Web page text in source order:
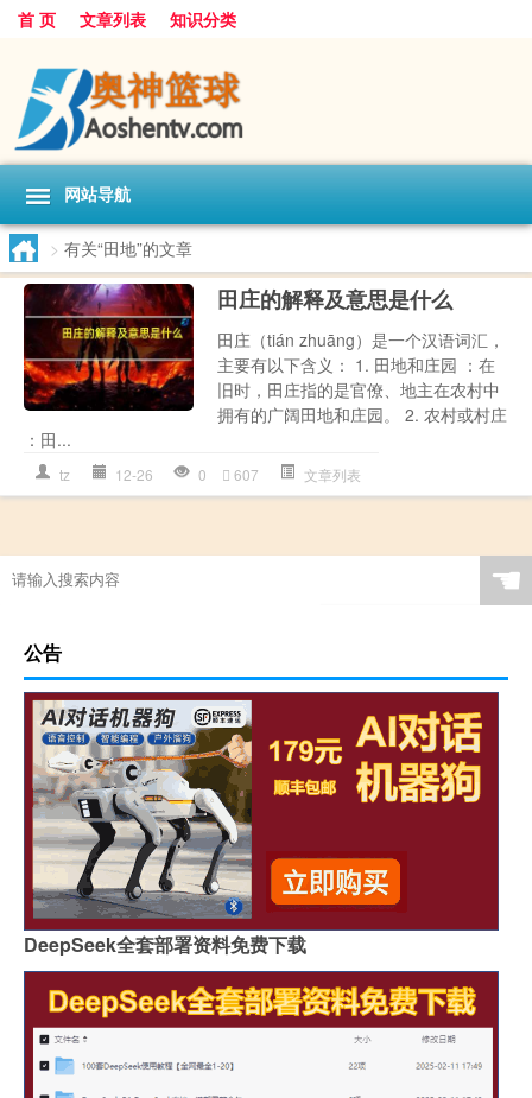
首 页 文章列表 知识分类
网站导航
> 有关“田地”的文章
田庄的解释及意思是什么
田庄（tián zhuāng）是一个汉语词汇，
主要有以下含义： 1. 田地和庄园 ：在
旧时，田庄指的是官僚、地主在农村中
拥有的广阔田地和庄园。 2. 农村或村庄
：田...
tz 12-26 0 607 文章列表
☚
公告
DeepSeek全套部署资料免费下载